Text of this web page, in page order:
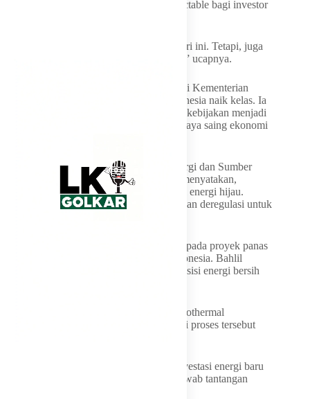
arah kebijakan energi sehingga tetap predictable bagi investor
“Investor tidak hanya melihat Indonesia hari ini. Tetapi, juga
sepuluh hingga dua puluh tahun ke depan,” ucapnya.
Dave menyimpulkan, reformasi birokrasi di Kementerian
ESDM telah membawa sektor energi Indonesia naik kelas. Ia
menilai kemudahan investasi dan stabilitas kebijakan menjadi
fondasi penting menuju kemandirian dan daya saing ekonomi
Dalam beberapa kesempatan, Menteri Energi dan Sumber
Daya Mineral (ESDM), Bahlil Lahadalia menyatakan,
lambatnya perizinan menghambat investasi energi hijau.
Karena itu, Kementerian ESDM menerapkan deregulasi untuk
Fokus percepatan diarahkan salah satunya pada proyek panas
bumi sebagai energi terbarukan utama Indonesia. Bahlil
menilai, sektor ini penting mendukung transisi energi bersih
Ia menjelaskan, durasi perizinan proyek geothermal
sebelumnya bisa mencapai satu tahun. Kini proses tersebut
Langkah ini menjadi bagian percepatan investasi energi baru
terbarukan. Kebijakan tersebut juga menjawab tantangan